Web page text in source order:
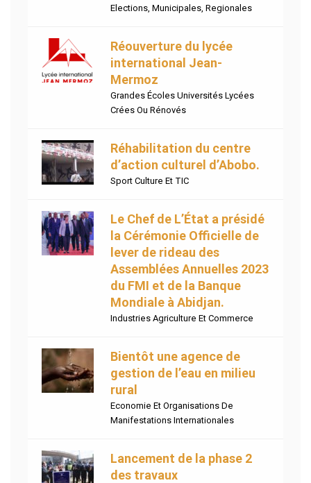
Elections Municipales Regionales
Réouverture du lycée
international Jean-
Mermoz
Grandes Écoles Universités Lycées
Crées Ou Rénovés
Réhabilitation du centre
d’action culturel d’Abobo.
Sport Culture Et TIC
Le Chef de L’État a présidé
la Cérémonie Officielle de
lever de rideau des
Assemblées Annuelles 2023
du FMI et de la Banque
Mondiale à Abidjan.
Industries Agriculture Et Commerce
Bientôt une agence de
gestion de l’eau en milieu
rural
Economie Et Organisations De
Manifestations Internationales
Lancement de la phase 2
des travaux